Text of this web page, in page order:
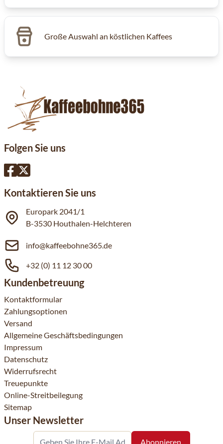
Große Auswahl an köstlichen Kaffees
Folgen Sie uns
Kontaktieren Sie uns
Europark 2041/1
B-3530 Houthalen-Helchteren
info@kaffeebohne365.de
+32 (0) 11 12 30 00
Kundenbetreuung
Kontaktformular
Zahlungsoptionen
Versand
Allgemeine Geschäftsbedingungen
Impressum
Datenschutz
Widerrufsrecht
Treuepunkte
Online-Streitbeilegung
Sitemap
Unser Newsletter